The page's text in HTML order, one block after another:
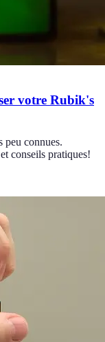
votre Rubik's
peu connues.
conseils pratiques!